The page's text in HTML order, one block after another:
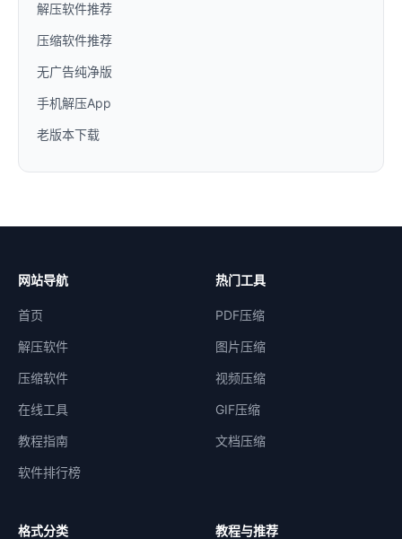
解压软件推荐
压缩软件推荐
无广告纯净版
手机解压App
老版本下载
网站导航
首页
解压软件
压缩软件
在线工具
教程指南
软件排行榜
热门工具
PDF压缩
图片压缩
视频压缩
GIF压缩
文档压缩
格式分类 教程与推荐